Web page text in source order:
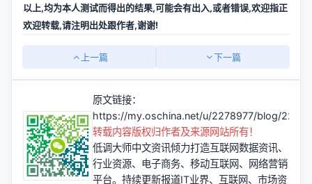
以上,均为本人测试而得出的结果,可能会有出入,或者错误,欢迎指正
欢迎转载,请注明出处跟作者,谢谢!
上一篇 下一篇
原文链接：
https://my.oschina.net/u/2278977/blog/
转载内容版权归作者及来源网站所有！
低调大师中文资讯倾力打造互联网数据资讯、
行业资源、电子商务、移动互联网、网络营销
平台。持续更新报道IT业界、互联网、市场资